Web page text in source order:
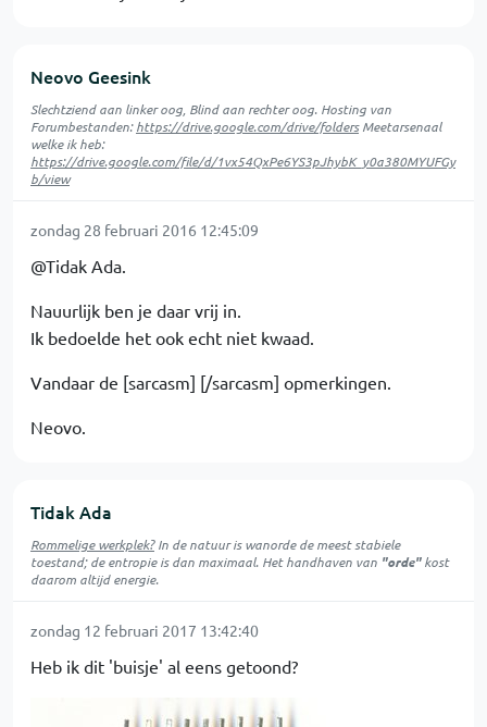
Neovo Geesink
Slechtziend aan linker oog, Blind aan rechter oog. Hosting van
Forumbestanden:https://drive.google.com/drive/foldersMeetarsenaal
welke ik heb:
https://drive.google.com/file/d/1vx54QxPe6YS3pJhybK_y0a380MYUFGy
b/view
zondag 28 februari 2016 12:45:09
@Tidak Ada.
Nauurlijk ben je daar vrij in.
Ik bedoelde het ook echt niet kwaad.
Vandaar de [sarcasm] [/sarcasm] opmerkingen.
Neovo.
Tidak Ada
Rommelige werkplek?In de natuur iswanordede meest stabiele
toestand; de entropie is dan maximaal. Het handhaven van "orde"kost
daarom altijd energie.
zondag 12 februari 2017 13:42:40
Heb ik dit 'buisje' al eens getoond?